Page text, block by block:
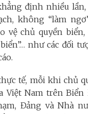
định nhiều lần,
không “làm
vệ chủ quyền
như các đối
tế, mỗi khi chủ
Việt Nam trên
Đảng và Nhà